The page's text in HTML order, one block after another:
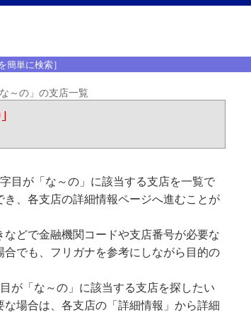
簡単に検索］
～の」の支店一覧
目が「な～の」に該当する支店を一覧で
、各支店の詳細情報ページへ進むことが
どで金融機関コードや支店番号が必要な
でも、フリガナを参考にしながら目的の
が「な～の」に該当する支店を探したい
場合は、各支店の「詳細情報」から詳細